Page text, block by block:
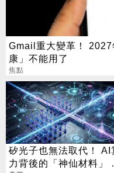
Gmail重大變革！
康」不能用了
焦點
矽光子也無法取代！ AI
力背後的「神仙材料」